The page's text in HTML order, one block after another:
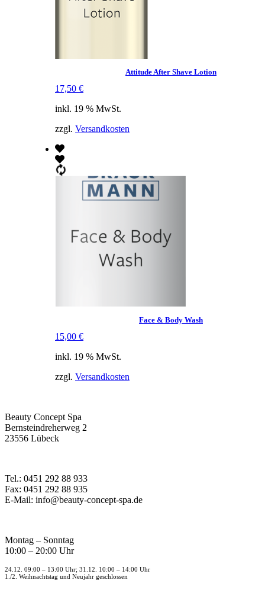
Attitude After Shave Lotion
17,50 €
inkl. 19 % MwSt.
zzgl. Versandkosten
Face & Body Wash
15,00 €
inkl. 19 % MwSt.
zzgl. Versandkosten
Beauty Concept Spa
Bernsteindreherweg 2
23556 Lübeck
Tel.: 0451 292 88 933
Fax: 0451 292 88 935
E-Mail: info@beauty-concept-spa.de
Montag – Sonntag
10:00 – 20:00 Uhr
24.12. 09:00 – 13:00 Uhr; 31.12. 10:00 – 14:00 Uhr
1./2. Weihnachtstag und Neujahr geschlossen